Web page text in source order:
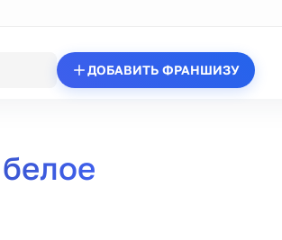
ДОБАВИТЬ ФРАНШИЗУ